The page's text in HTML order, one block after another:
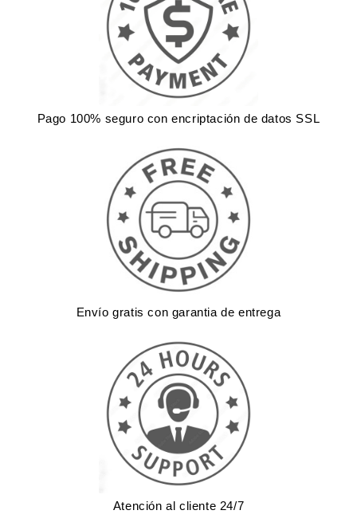
Pago 100% seguro con encriptación de datos SSL
Envío gratis con garantia de entrega
Atención al cliente 24/7